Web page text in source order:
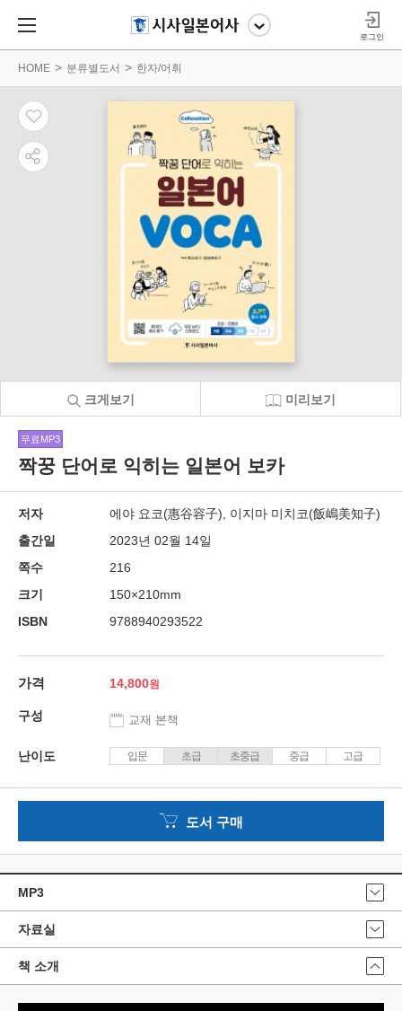
로그인
HOME 분류별도서 한자/어휘
크게보기 미리보기
무료MP3
짝꿍 단어로 익히는 일본어 보카
저자
에야 요코(惠谷容子), 이지마 미치코(飯嶋美知子)
출간일
2023년 02월 14일
쪽수
216
크기
150×210mm
ISBN
9788940293522
가격 14,800
구성 교재 본책
난이도 입문 초급 초중급 중급 고급
도서 구매
MP3
자료실
책 소개